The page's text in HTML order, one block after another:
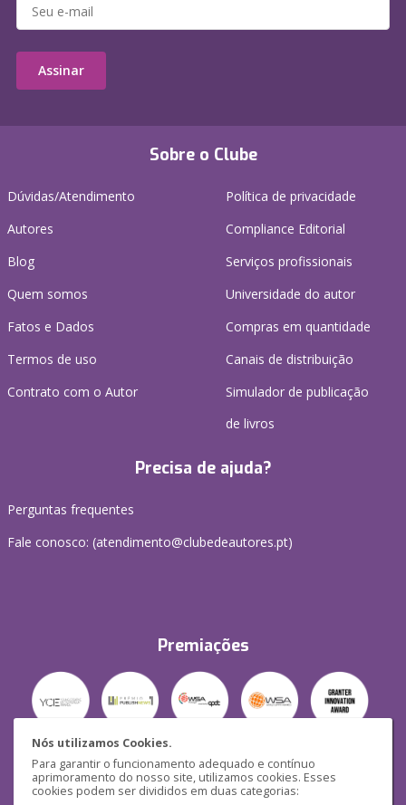
Nós utilizamos Cookies.
Para garantir o funcionamento adequado e contínuo
aprimoramento do nosso site, utilizamos cookies. Esses
cookies podem ser divididos em duas categorias:
Sobre o Clube
Dúvidas/Atendimento
Autores
Blog
Quem somos
Fatos e Dados
Termos de uso
Contrato com o Autor
Política de privacidade
Compliance Editorial
Serviços profissionais
Universidade do autor
Compras em quantidade
Canais de distribuição
Simulador de publicação
de livros
Precisa de ajuda?
Perguntas frequentes
Fale conosco: (atendimento@clubedeautores.pt)
Premiações
Segurança
Assinar